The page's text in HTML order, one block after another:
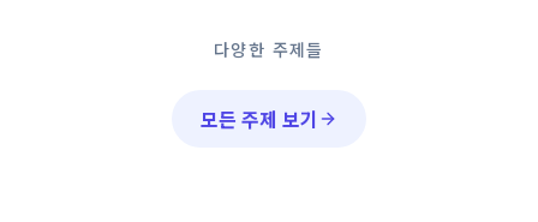
다양한 주제들
모든 주제 보기